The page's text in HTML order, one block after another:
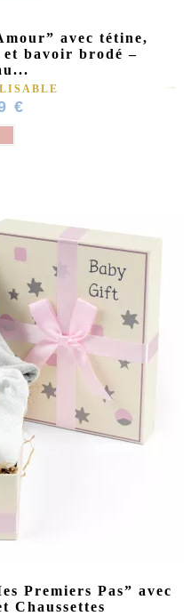
avec tétine,
bavoir brodé –
€
Premiers Pas” avec
Chaussettes